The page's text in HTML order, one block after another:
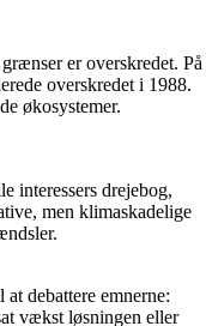
er overskredet. På
overskredet i 1988.
økosystemer.
interessers drejebog,
men klimaskadelige
at debattere emnerne:
vækst løsningen eller